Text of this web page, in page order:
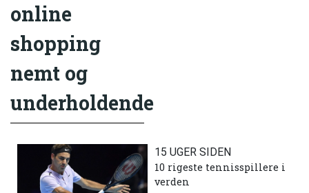
online
shopping
nemt og
underholdende
15 UGER SIDEN
10 rigeste tennisspillere i
verden